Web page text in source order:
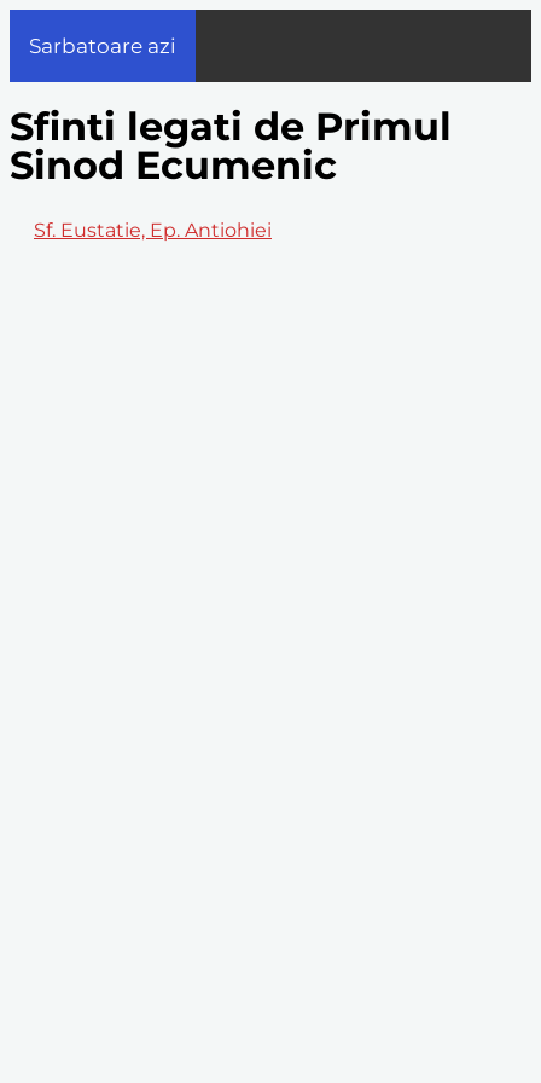
Sarbatoare azi
Sfinti legati de Primul
Sinod Ecumenic
Sf. Eustatie, Ep. Antiohiei